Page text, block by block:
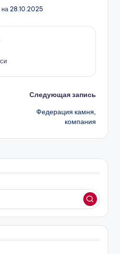
на 28.10.2025
Следующая запись
Федерация камня,
компания